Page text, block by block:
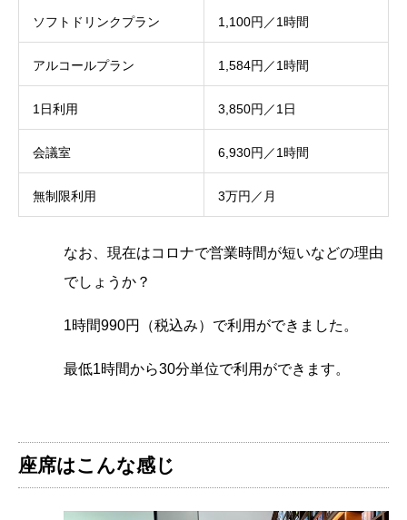
ソフトドリンクプラン 1,100円／1時間
アルコールプラン 1,584円／1時間
1日利用 3,850円／1日
会議室 6,930円／1時間
無制限利用 3万円／月
なお、現在はコロナで営業時間が短いなどの理由
でしょうか？
1時間990円（税込み）で利用ができました。
最低1時間から30分単位で利用ができます。
座席はこんな感じ